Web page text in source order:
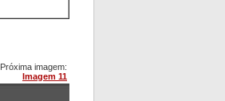
Próxima imagem:
Imagem 11